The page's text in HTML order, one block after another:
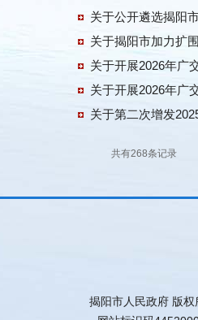
关于公开遴选揭阳
关于揭阳市加力扩
关于开展2026年广
关于开展2026年广
关于第二次增发
共有268条记录
揭阳市人民政府 版